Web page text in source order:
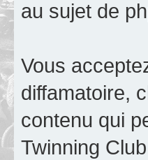
au sujet de
Vous
diffamatoire,
contenu qui
Twinning